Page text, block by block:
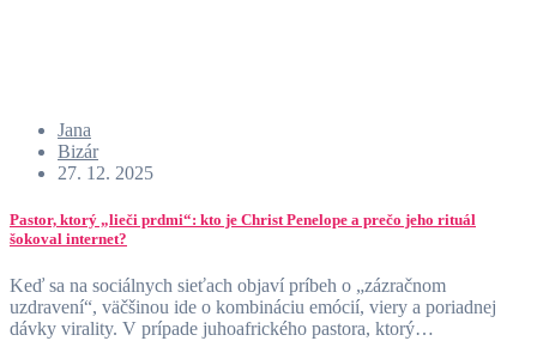
Jana
Bizár
27. 12. 2025
Pastor, ktorý „lieči prdmi“: kto je Christ Penelope a prečo jeho rituál
šokoval internet?
Keď sa na sociálnych sieťach objaví príbeh o „zázračnom
uzdravení“, väčšinou ide o kombináciu emócií, viery a poriadnej
dávky virality. V prípade juhoafrického pastora, ktorý…